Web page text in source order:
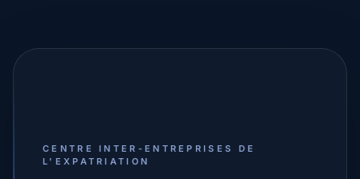
CENTRE INTER-ENTREPRISES DE
L'EXPATRIATION